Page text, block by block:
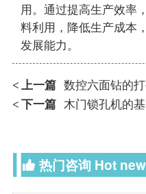
用。通过提高生产效率
料利用，降低生产成本
发展能力。
< 上一篇 数控六面钻的
< 下一篇 木门锁孔机的
热门咨询 Hot